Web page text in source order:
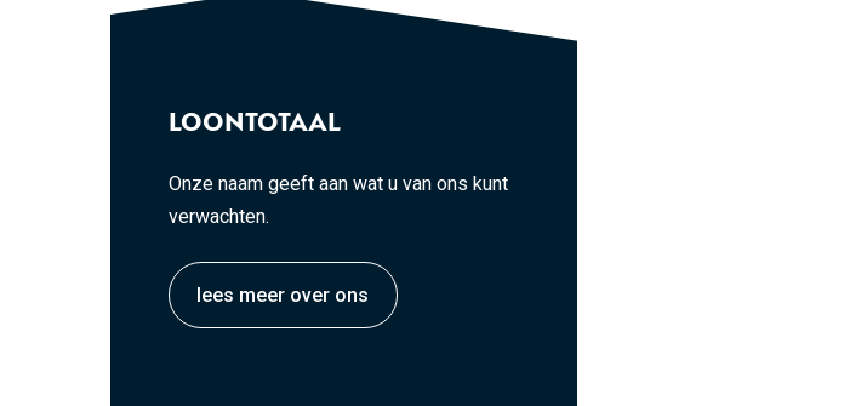
LOONTOTAAL
Onze naam geeft aan wat u van ons kunt
verwachten.
lees meer over ons